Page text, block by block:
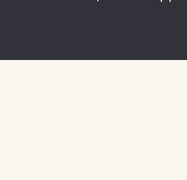
CENTRE NATIONAL DU